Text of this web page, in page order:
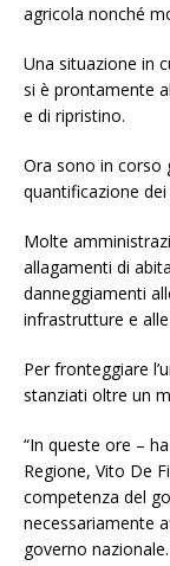
agricola nonché
Una situazione in
si è prontamente
e di ripristino.
Ora sono in corso
quantificazione dei
Molte
allagamenti di
danneggiamenti
infrastrutture e
Per fronteggiare
stanziati oltre un
“In queste ore –
Regione, Vito De
competenza del
necessariamente
governo nazionale.